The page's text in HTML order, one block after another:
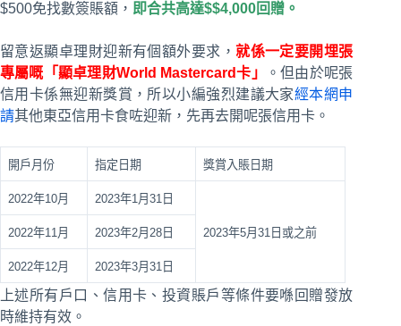
$500免找數簽賬額， 即合共高達$$4,000回贈。
留意返顯卓理財迎新有個額外要求，就係一定要開埋張
專屬嘅「顯卓理財World Mastercard卡」
。但由於呢張
信用卡係無迎新獎賞，所以小編強烈建議大家經本網申
請其他東亞信用卡食咗迎新，先再去開呢張信用卡。
開戶月份 指定日期 獎賞入賬日期
2022年10月 2023年1月31日
2023年5月31日或之前
2022年11月 2023年2月28日
2022年12月 2023年3月31日
上述所有戶口、信用卡、投資賬戶等條件要喺回贈發放
時維持有效。